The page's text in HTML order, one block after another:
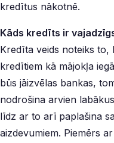
kredītus nākotnē.
Kāds kredīts ir
Kredīta veids noteiks to,
kredītiem kā mājokļa
būs jāizvēlas bankas,
nodrošina arvien
līdz ar to arī paplašina
aizdevumiem. Piemērs